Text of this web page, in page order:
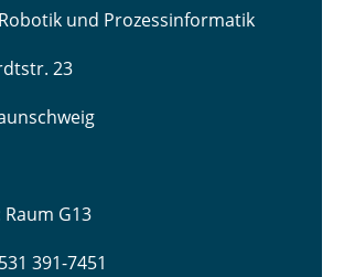
und Prozessinformatik
23
G13
391-7451